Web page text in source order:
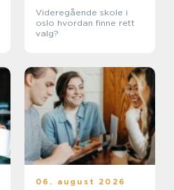
Videregående skole i
oslo hvordan finne rett
valg?
06. august 2026